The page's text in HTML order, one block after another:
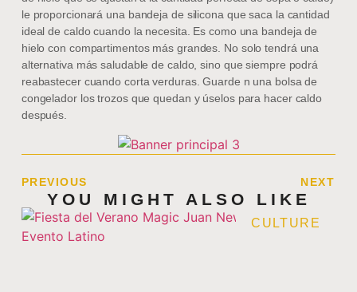
le proporcionará una bandeja de silicona que saca la cantidad
ideal de caldo cuando la necesita. Es como una bandeja de
hielo con compartimentos más grandes. No solo tendrá una
alternativa más saludable de caldo, sino que siempre podrá
reabastecer cuando corta verduras. Guarde n una bolsa de
congelador los trozos que quedan y úselos para hacer caldo
después.
PREVIOUS NEXT
YOU MIGHT ALSO LIKE
CULTURE